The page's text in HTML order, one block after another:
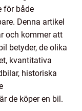
för både
Denna artikel
och kommer att
betyder, de olika
kvantitativa
historiska
de köper en bil.